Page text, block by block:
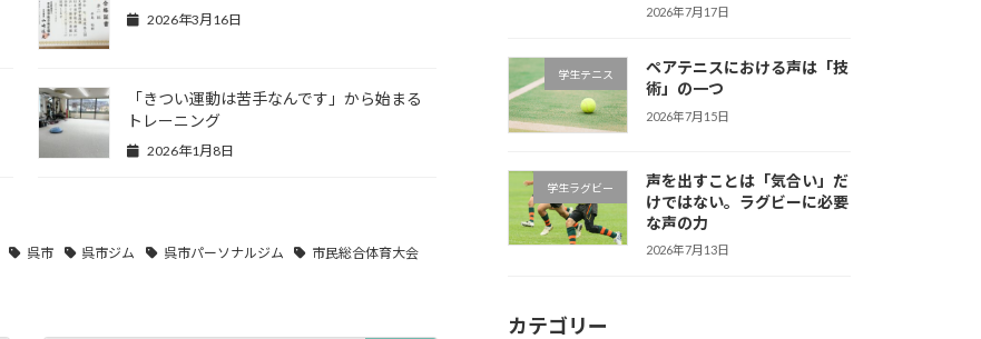
2026年3月16日
「きつい運動は苦手なんです」から始まる
トレーニング
2026年1月8日
呉市 呉市ジム 呉市パーソナルジム
市民総合体育大会
2026年7月17日
学生テニス
ペアテニスにおける声は「技
術」の一つ
2026年7月15日
学生ラグビー
声を出すことは「気合い」だ
けではない。ラグビーに必要
な声の力
2026年7月13日
カテゴリー